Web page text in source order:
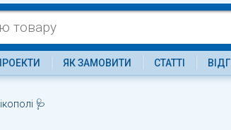
ЯК ЗАМОВИТИ СТАТТІ
🩺